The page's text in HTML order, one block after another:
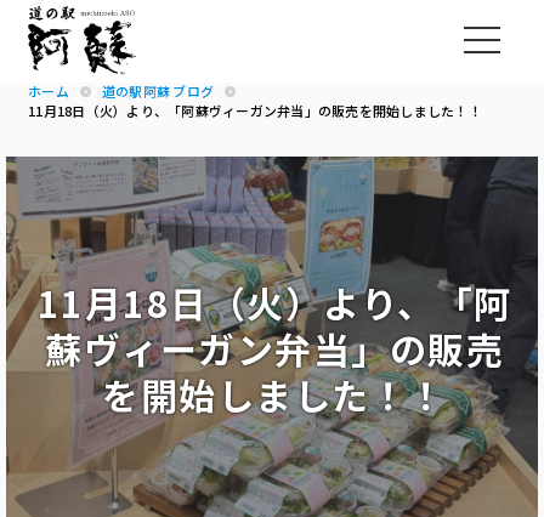
ホーム
道の駅阿蘇 ブログ
11月18日（火）より、「阿蘇ヴィーガン弁当」の販売を開始しました！！
11月18日（火）より、「阿
蘇ヴィーガン弁当」の販売
を開始しました！！